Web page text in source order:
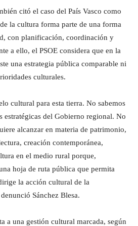
citó el caso del País Vasco como
la cultura forma parte de una forma
con planificación, coordinación y
a ello, el PSOE considera que en la
una estrategia pública comparable ni
culturales.
cultural para esta tierra. No sabemos
estratégicas del Gobierno regional. No
alcanzar en materia de patrimonio,
creación contemporánea,
en el medio rural porque,
hoja de ruta pública que permita
la acción cultural de la
Sánchez Blesa.
a una gestión cultural marcada, según